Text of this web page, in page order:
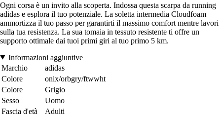
Ogni corsa è un invito alla scoperta. Indossa questa scarpa da running
adidas e esplora il tuo potenziale. La soletta intermedia Cloudfoam
ammortizza il tuo passo per garantirti il massimo comfort mentre lavori
sulla tua resistenza. La sua tomaia in tessuto resistente ti offre un
supporto ottimale dai tuoi primi giri al tuo primo 5 km.
Informazioni aggiuntive
Marchio
adidas
Colore
onix/orbgry/ftwwht
Colore
Grigio
Sesso
Uomo
Fascia d'età
Adulti